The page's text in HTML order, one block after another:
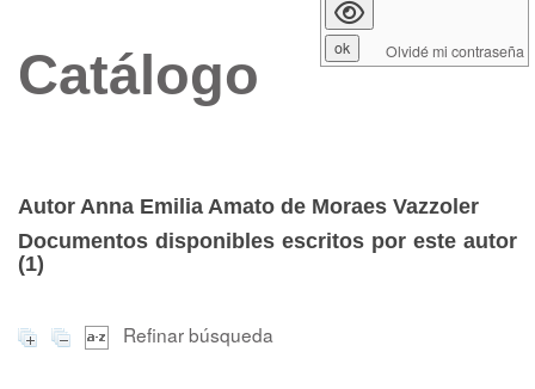
Catálogo
Autor Anna Emilia Amato de Moraes Vazzoler
Documentos disponibles escritos por este autor
(1)
Refinar búsqueda
Olvidé mi contraseña